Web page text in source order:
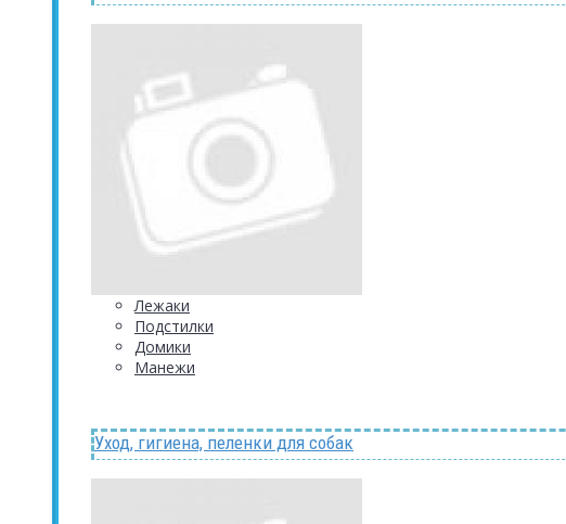
Лежаки
Подстилки
Домики
Манежи
Уход, гигиена, пеленки для собак